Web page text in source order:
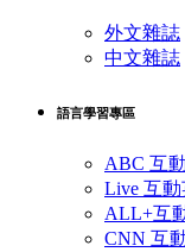
外文雜誌
中文雜誌
語言學習專區
ABC 互
Live 互動
ALL+互
CNN 互